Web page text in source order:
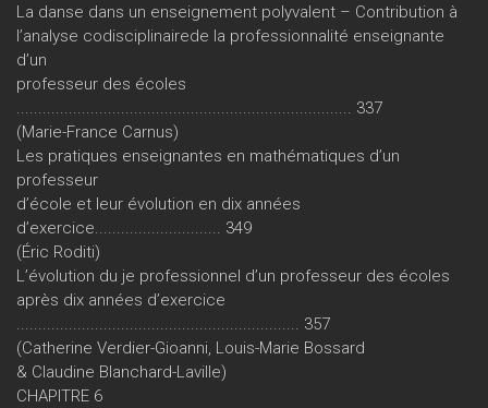
La danse dans un enseignement polyvalent – Contribution à
l’analyse codisciplinairede la professionnalité enseignante
d’un
professeur des écoles
............................................................................. 337
(Marie-France Carnus)
Les pratiques enseignantes en mathématiques d’un
professeur
d’école et leur évolution en dix années
d’exercice............................. 349
(Éric Roditi)
L’évolution du je professionnel d’un professeur des écoles
après dix années d’exercice
................................................................. 357
(Catherine Verdier-Gioanni, Louis-Marie Bossard
& Claudine Blanchard-Laville)
CHAPITRE 6